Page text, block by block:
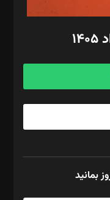
بمانید